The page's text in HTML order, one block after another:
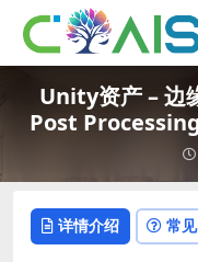
Unity资产 – 边
Post
详情介绍 常